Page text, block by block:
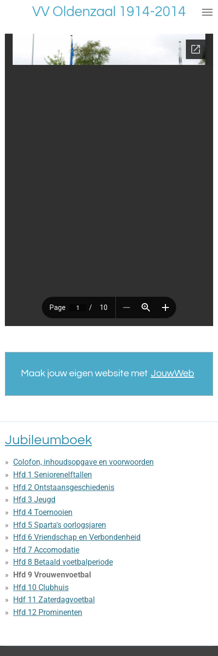
naar
hoofdinhoud
VV Oldenzaal 1914-2014
Maak jouw eigen website met JouwWeb
Jubileumboek
Colofon, inhoudsopgave en voorwoorden
Hfd 1 Seniorenelftallen
Hfd 2 Ontstaansgeschiedenis
Hfd 3 Jeugd
Hfd 4 Toernooien
Hfd 5 Sparta's oorlogsjaren
Hfd 6 Vriendschap en Verbondenheid
Hfd 7 Accomodatie
Hfd 8 Betaald voetbalperiode
Hfd 9 Vrouwenvoetbal
Hfd 10 Clubhuis
Hdf 11 Zaterdagvoetbal
Hfd 12 Prominenten